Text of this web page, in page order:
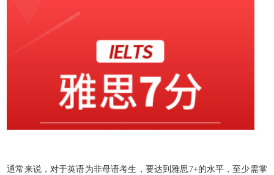
通常来说，对于英语为非母语考生，要达到雅思7+的水平，至少需掌